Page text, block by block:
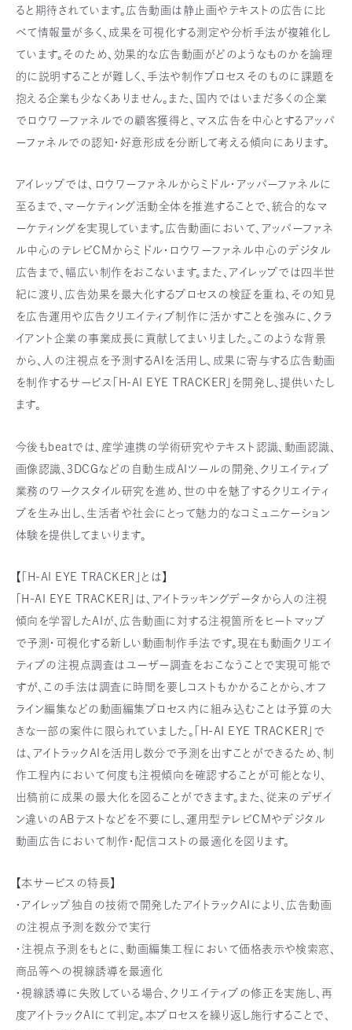
ると期待されています。広告動画は静止画やテキストの広告に比
べて情報量が多く、成果を可視化する測定や分析手法が複雑化し
ています。そのため、効果的な広告動画がどのようなものかを論理
的に説明することが難しく、手法や制作プロセスそのものに課題を
抱える企業も少なくありません。また、国内ではいまだ多くの企業
でロウワーファネルでの顧客獲得と、マス広告を中心とするアッパ
ーファネルでの認知・好意形成を分断して考える傾向にあります。
アイレップでは、ロウワーファネルからミドル・アッパーファネルに
至るまで、マーケティング活動全体を推進することで、統合的なマ
ーケティングを実現しています。広告動画において、アッパーファネ
ル中心のテレビCMからミドル・ロウワーファネル中心のデジタル
広告まで、幅広い制作をおこないます。また、アイレップでは四半世
紀に渡り、広告効果を最大化するプロセスの検証を重ね、その知見
を広告運用や広告クリエイティブ制作に活かすことを強みに、クラ
イアント企業の事業成長に貢献してまいりました。このような背景
から、人の注視点を予測するAIを活用し、成果に寄与する広告動画
を制作するサービス「H-AI EYE TRACKER」を開発し、提供いたし
ます。
今後もbeatでは、産学連携の学術研究やテキスト認識、動画認識、
画像認識、3DCGなどの自動生成AIツールの開発、クリエイティブ
業務のワークスタイル研究を進め、世の中を魅了するクリエイティ
ブを生み出し、生活者や社会にとって魅力的なコミュニケーション
体験を提供してまいります。
【「H-AI EYE TRACKER」とは】
「H-AI EYE TRACKER」は、アイトラッキングデータから人の注視
傾向を学習したAIが、広告動画に対する注視箇所をヒートマップ
で予測・可視化する新しい動画制作手法です。現在も動画クリエイ
ティブの注視点調査はユーザー調査をおこなうことで実現可能で
すが、この手法は調査に時間を要しコストもかかることから、オフ
ライン編集などの動画編集プロセス内に組み込むことは予算の大
きな一部の案件に限られていました。「H-AI EYE TRACKER」で
は、アイトラックAIを活用し数分で予測を出すことができるため、制
作工程内において何度も注視傾向を確認することが可能となり、
出稿前に成果の最大化を図ることができます。また、従来のデザイ
ン違いのABテストなどを不要にし、運用型テレビCMやデジタル
動画広告において制作・配信コストの最適化を図ります。
【本サービスの特長】
・アイレップ独自の技術で開発したアイトラックAIにより、広告動画
の注視点予測を数分で実行
・注視点予測をもとに、動画編集工程において価格表示や検索窓、
商品等への視線誘導を最適化
・視線誘導に失敗している場合、クリエイティブの修正を実施し、再
度アイトラックAIにて判定。本プロセスを繰り返し施行することで、